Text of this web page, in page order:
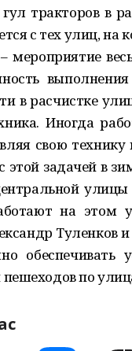
тракторов в
с тех улиц,
мероприятие
в расчистке
Иногда
свою
этой задачей в
на этом
Туленков
обеспечивать
пешеходов по